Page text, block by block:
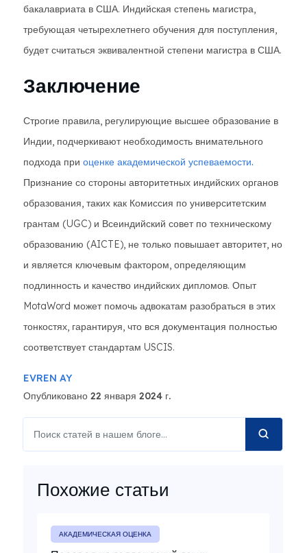
бакалавриата в США. Индийская степень магистра,
требующая четырехлетнего обучения для поступления,
будет считаться эквивалентной степени магистра в США.
Заключение
Строгие правила, регулирующие высшее образование в
Индии, подчеркивают необходимость внимательного
подхода при оценке академической успеваемости.
Признание со стороны авторитетных индийских органов
образования, таких как Комиссия по университетским
грантам (UGC) и Всеиндийский совет по техническому
образованию (AICTE), не только повышает авторитет, но
и является ключевым фактором, определяющим
подлинность и качество индийских дипломов. Опыт
MotaWord может помочь адвокатам разобраться в этих
тонкостях, гарантируя, что вся документация полностью
соответствует стандартам USCIS.
EVREN AY
Опубликовано 22 января 2024 г.
Похожие статьи
АКАДЕМИЧЕСКАЯ ОЦЕНКА